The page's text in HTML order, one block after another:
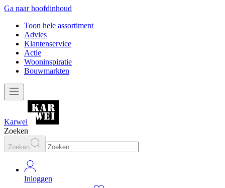
Ga naar hoofdinhoud
Toon hele assortiment
Advies
Klantenservice
Actie
Wooninspiratie
Bouwmarkten
Karwei
Zoeken
Zoeken
Inloggen